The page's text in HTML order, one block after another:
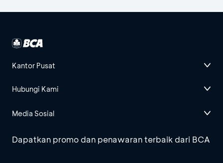
Kantor Pusat
Hubungi Kami
Media Sosial
Dapatkan promo dan penawaran terbaik dari BCA